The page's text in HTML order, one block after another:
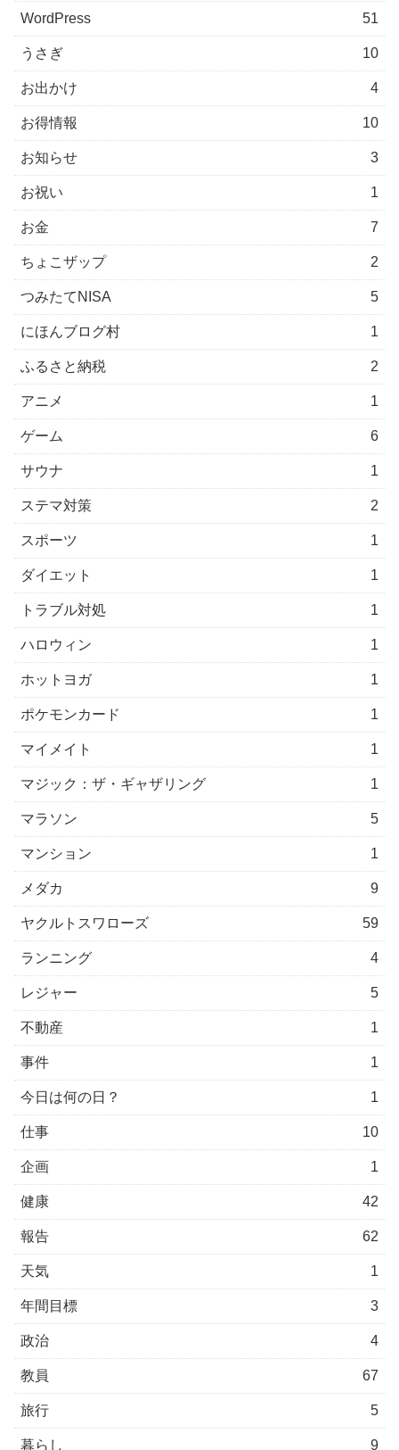
WordPress 51
うさぎ 10
お出かけ 4
お得情報 10
お知らせ 3
お祝い 1
お金 7
ちょこザップ 2
つみたてNISA 5
にほんブログ村 1
ふるさと納税 2
アニメ 1
ゲーム 6
サウナ 1
ステマ対策 2
スポーツ 1
ダイエット 1
トラブル対処 1
ハロウィン 1
ホットヨガ 1
ポケモンカード 1
マイメイト 1
マジック：ザ・ギャザリング 1
マラソン 5
マンション 1
メダカ 9
ヤクルトスワローズ 59
ランニング 4
レジャー 5
不動産 1
事件 1
今日は何の日？ 1
仕事 10
企画 1
健康 42
報告 62
天気 1
年間目標 3
政治 4
教員 67
旅行 5
暮らし 9